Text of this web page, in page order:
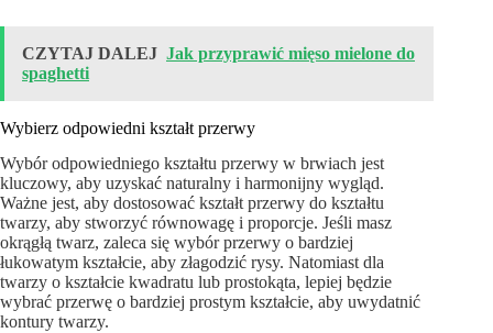
CZYTAJ DALEJ Jak przyprawić mięso mielone do
spaghetti
Wybierz odpowiedni kształt przerwy
Wybór odpowiedniego kształtu przerwy w brwiach jest
kluczowy, aby uzyskać naturalny i harmonijny wygląd.
Ważne jest, aby dostosować kształt przerwy do kształtu
twarzy, aby stworzyć równowagę i proporcje. Jeśli masz
okrągłą twarz, zaleca się wybór przerwy o bardziej
łukowatym kształcie, aby złagodzić rysy. Natomiast dla
twarzy o kształcie kwadratu lub prostokąta, lepiej będzie
wybrać przerwę o bardziej prostym kształcie, aby uwydatnić
kontury twarzy.